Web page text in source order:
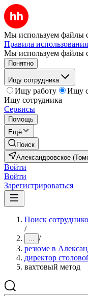
Мы используем файлы
Правила
Мы используем файлы
Понятно
Ищу сотрудника
Ищу работу
Ищу
Ищу сотрудника
Сервисы
Помощь
Ещё
Поиск
Александровское
Войти
Войти
Зарегистрироваться
Поиск
/
... /
резюме в
директор
вахтовый метод